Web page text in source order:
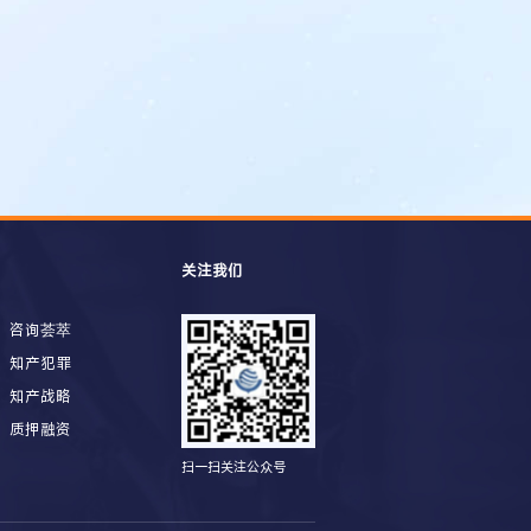
咨询荟萃
知产犯罪
知产战略
质押融资
关注我们
扫一扫关注公众号